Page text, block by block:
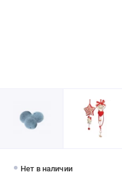
Нет в наличии